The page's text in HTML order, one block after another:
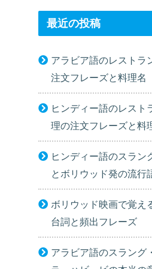
最近の投稿
アラビア語のレストラ
注文フレーズと料理名
ヒンディー語のレスト
理の注文フレーズと料
ヒンディー語のスラン
とボリウッド発の流行
ボリウッド映画で覚え
台詞と頻出フレーズ
アラビア語のスラング